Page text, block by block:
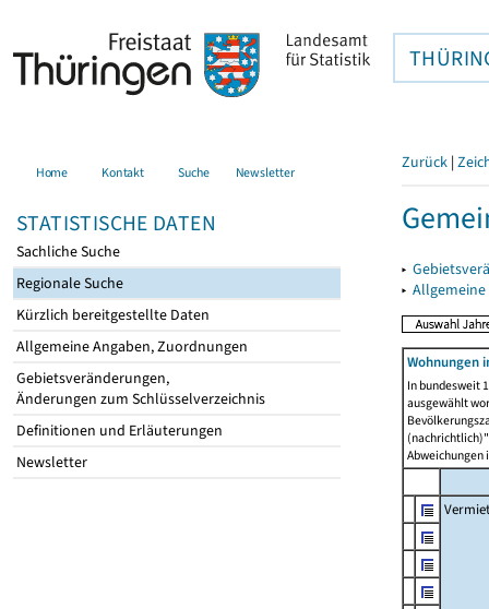
Home Kontakt Suche Newsletter
STATISTISCHE DATEN
Sachliche Suche
Regionale Suche
Kürzlich bereitgestellte Daten
Allgemeine Angaben, Zuordnungen
Gebietsveränderungen,
Änderungen zum Schlüsselverzeichnis
Definitionen und Erläuterungen
Newsletter
Zurück |
▸
▸
Wohnungen
In bundesweit
ausgewählt
Abweichungen